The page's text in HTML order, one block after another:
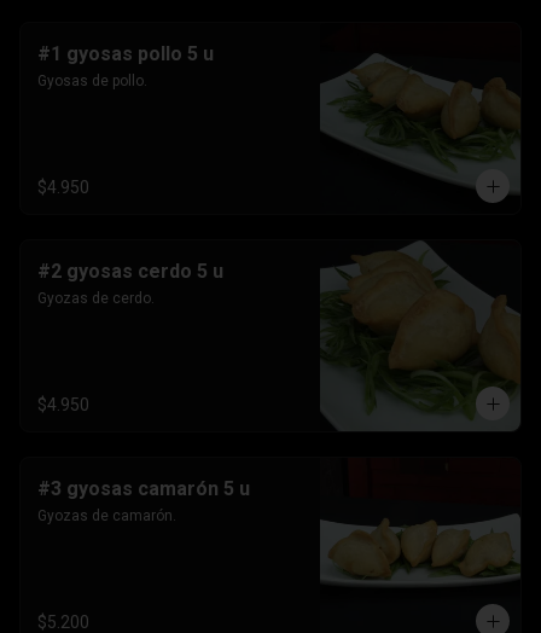
#1 gyosas pollo 5 u
Gyosas de pollo.
$4.950
#2 gyosas cerdo 5 u
Gyozas de cerdo.
$4.950
#3 gyosas camarón 5 u
Gyozas de camarón.
$5.200